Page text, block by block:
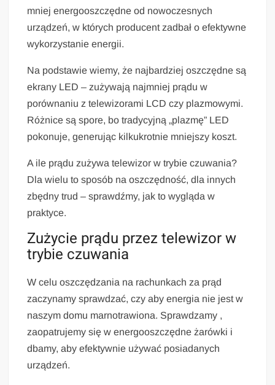
mniej energooszczędne od nowoczesnych
urządzeń, w których producent zadbał o efektywne
wykorzystanie energii.
Na podstawie wiemy, że najbardziej oszczędne są
ekrany LED – zużywają najmniej prądu w
porównaniu z telewizorami LCD czy plazmowymi.
Różnice są spore, bo tradycyjną „plazmę” LED
pokonuje, generując kilkukrotnie mniejszy koszt.
A ile prądu zużywa telewizor w trybie czuwania?
Dla wielu to sposób na oszczędność, dla innych
zbędny trud – sprawdźmy, jak to wygląda w
praktyce.
Zużycie prądu przez telewizor w
trybie czuwania
W celu oszczędzania na rachunkach za prąd
zaczynamy sprawdzać, czy aby energia nie jest w
naszym domu marnotrawiona. Sprawdzamy ,
zaopatrujemy się w energooszczędne żarówki i
dbamy, aby efektywnie używać posiadanych
urządzeń.